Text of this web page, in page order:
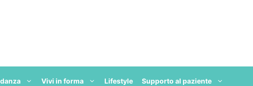
Vivi in forma Lifestyle Supporto al paziente